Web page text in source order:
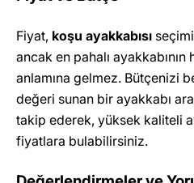
Fiyat, koşu ayakkabısı
ancak en pahalı
anlamına gelmez. Bütçenizi
değeri sunan bir ayakkabı
takip ederek, yüksek kaliteli
fiyatlara bulabilirsiniz.